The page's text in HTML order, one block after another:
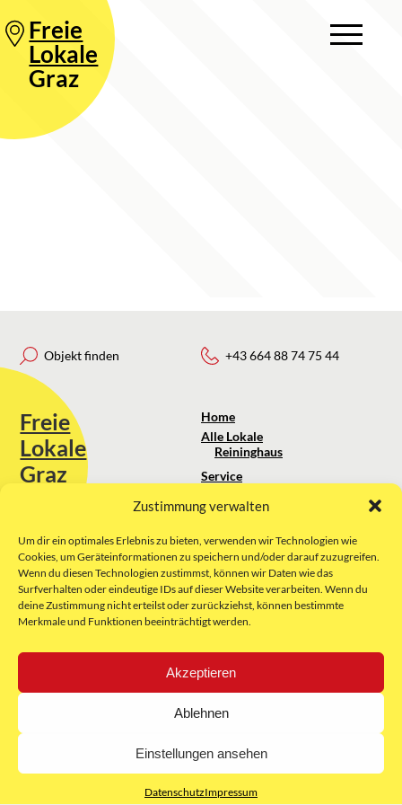
Zustimmung verwalten
Um dir ein optimales Erlebnis zu bieten, verwenden wir Technologien wie
Cookies, um Geräteinformationen zu speichern und/oder darauf zuzugreifen.
Wenn du diesen Technologien zustimmst, können wir Daten wie das
Surfverhalten oder eindeutige IDs auf dieser Website verarbeiten. Wenn du
deine Zustimmung nicht erteilst oder zurückziehst, können bestimmte
Merkmale und Funktionen beeinträchtigt werden.
Akzeptieren
Ablehnen
Einstellungen ansehen
DatenschutzImpressum
Freie
Lokale
Graz
Objekt finden
Freie
Lokale
Graz
Sie erreichen uns unter:
kontakt@freielokale-graz.at
Website by Rubikon Werbeagentur
GmbH
+43 664 88 74 75 44
Home
Alle Lokale
Reininghaus
Service
Über uns
Impressum
AGB
Datenschutz
E-Mail